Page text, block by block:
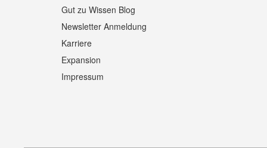
Gut zu Wissen Blog
Newsletter Anmeldung
Karriere
Expansion
Impressum